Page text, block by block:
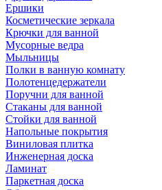
Ершики
Косметические зеркала
Крючки для ванной
Мусорные ведра
Мыльницы
Полки в ванную комнату
Полотенцедержатели
Поручни для ванной
Стаканы для ванной
Стойки для ванной
Напольные покрытия
Виниловая плитка
Инженерная доска
Ламинат
Паркетная доска